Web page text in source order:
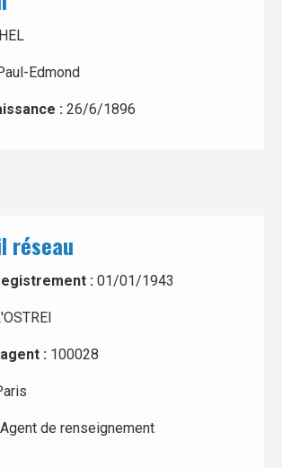
Edmond
: 26/6/1896
réseau
: 01/01/1943
: 100028
Agent de renseignement